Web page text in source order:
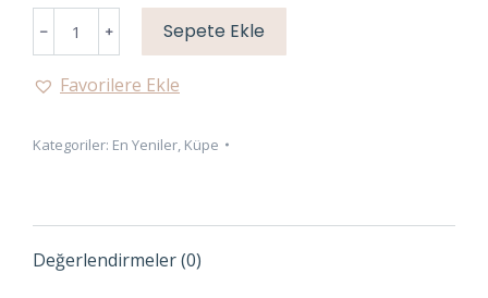
adet
Sepete Ekle
Favorilere Ekle
Kategoriler: En Yeniler, Küpe
Değerlendirmeler (0)